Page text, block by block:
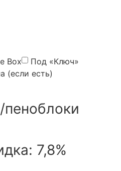
Box
Под «Ключ»
(если есть)
пеноблоки
7,8%